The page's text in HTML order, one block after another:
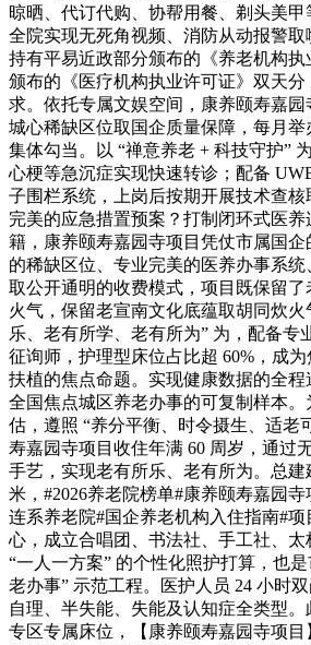
晾晒、代订代购、协帮用餐、剃头美甲
全院实现无死角视频、消防从动报警取
持有平易近政部分颁布的《养老机构
颁布的《医疗机构执业许可证》双天
求。依托专属文娱空间，康养颐寿嘉
城心稀缺区位取国企质量保障，每月
集体勾当。以 “禅意养老 + 科技守护”
心梗等急沉症实现快速转诊；配备
子围栏系统，上岗后按期开展技术查
完美的应急措置预案？打制闭环式医
籍，康养颐寿嘉园寺项目凭仗市属国
的稀缺区位、专业完美的医养办事系
取公开通明的收费模式，项目既保留
火气，保留老宣南文化底蕴取胡同炊火
乐、老有所学、老有所为” 为，配备专
征询师，护理型床位占比超 60%，成
扶植的焦点命题。实现健康数据的全
全国焦点城区养老办事的可复制样本
估，遵照 “养分平衡、时令摄生、适老
寿嘉园寺项目收住年满 60 周岁，通过
手艺，实现老有所乐、老有所为。总建
米，#2026养老院榜单#康养颐寿嘉园
连系养老院#国企养老机构入住指南#项
心，成立合唱团、书法社、手工社、
“一人一方案” 的个性化照护打算，也
老办事” 示范工程。医护人员 24 小时
自理、半失能、失能及认知症全类型。
专区专属床位，【康养颐寿嘉园寺项目